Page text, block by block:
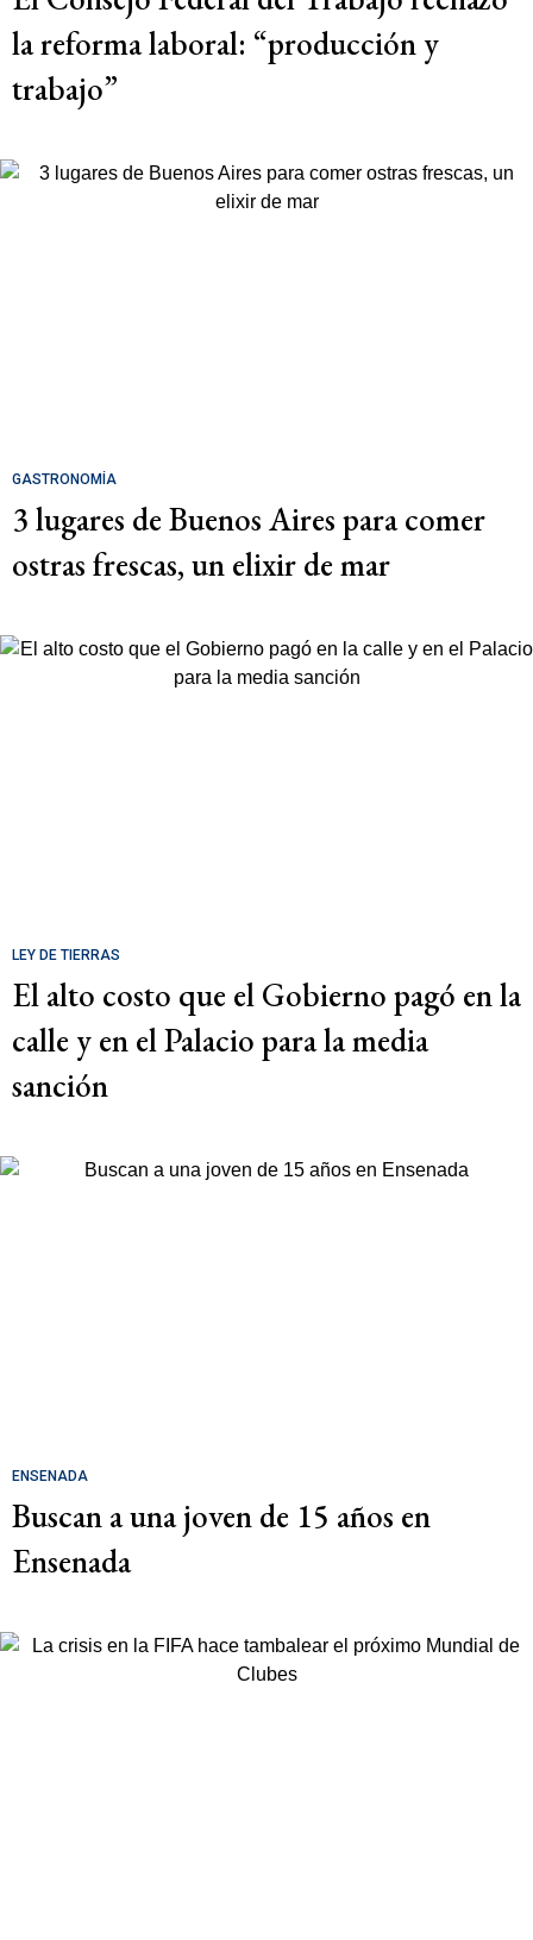
la reforma laboral: “producción y
trabajo”
GASTRONOMÍA
3 lugares de Buenos Aires para comer
ostras frescas, un elixir de mar
LEY DE TIERRAS
El alto costo que el Gobierno pagó en la
calle y en el Palacio para la media
sanción
ENSENADA
Buscan a una joven de 15 años en
Ensenada